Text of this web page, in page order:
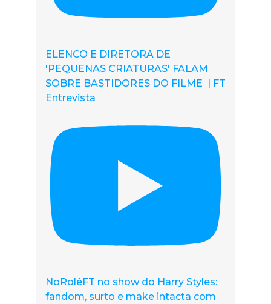
ELENCO E DIRETORA DE
'PEQUENAS CRIATURAS' FALAM
SOBRE BASTIDORES DO FILME | FT
Entrevista
NoRolêFT no show do Harry Styles:
fandom, surto e make intacta com